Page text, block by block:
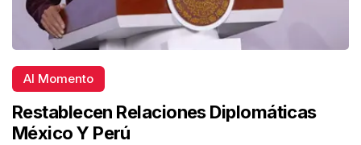
Al Momento
Restablecen Relaciones Diplomáticas
México Y Perú